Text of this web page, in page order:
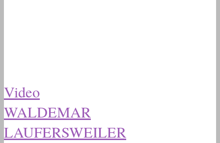
Video
WALDEMAR
LAUFERSWEILER